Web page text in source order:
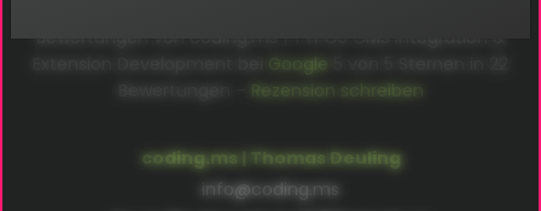
coding.ms | Thomas Deuling
info@coding.ms
Google
Bewertungen – Rezension schreiben